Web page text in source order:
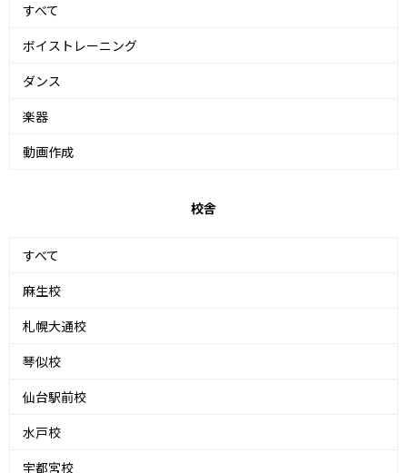
すべて
ボイストレーニング
ダンス
楽器
動画作成
校舎
すべて
麻生校
札幌大通校
琴似校
仙台駅前校
水戸校
宇都宮校